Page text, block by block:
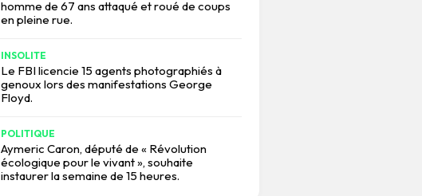
homme de 67 ans attaqué et roué de coups
en pleine rue.
INSOLITE
Le FBI licencie 15 agents photographiés à
genoux lors des manifestations George
Floyd.
POLITIQUE
Aymeric Caron, député de « Révolution
écologique pour le vivant », souhaite
instaurer la semaine de 15 heures.